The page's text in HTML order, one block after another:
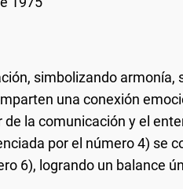
simbolizando armonía,
una conexión
la comunicación y el
por el número 4) se
6), logrando un balance